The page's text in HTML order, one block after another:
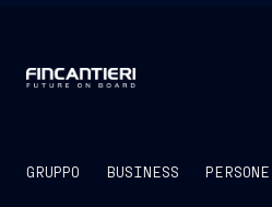
GRUPPO BUSINESS PERSONE